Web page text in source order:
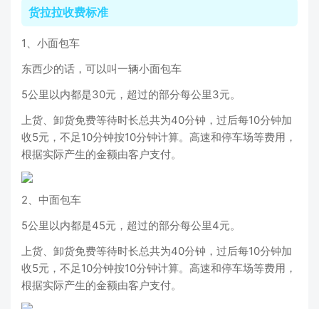
货拉拉收费标准
1、小面包车
东西少的话，可以叫一辆小面包车
5公里以内都是30元，超过的部分每公里3元。
上货、卸货免费等待时长总共为40分钟，过后每10分钟加
收5元，不足10分钟按10分钟计算。高速和停车场等费用，
根据实际产生的金额由客户支付。
2、中面包车
5公里以内都是45元，超过的部分每公里4元。
上货、卸货免费等待时长总共为40分钟，过后每10分钟加
收5元，不足10分钟按10分钟计算。高速和停车场等费用，
根据实际产生的金额由客户支付。